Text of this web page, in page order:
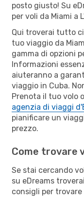
posto giusto! Su
per voli da Miami a
Qui troverai tutto
tuo viaggio da
gamma di opzioni
Informazioni
aiuteranno a
viaggio in Cuba.
Prenota il tuo volo
agenzia di viaggi
pianificare un
prezzo.
Come trovare
Se stai cercando
su eDreams
consigli per